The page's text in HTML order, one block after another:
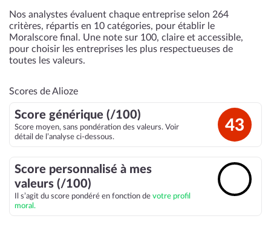
Nos analystes évaluent chaque entreprise selon 264
critères, répartis en 10 catégories, pour établir le
Moralscore final. Une note sur 100, claire et accessible,
pour choisir les entreprises les plus respectueuses de
toutes les valeurs.
Scores de Alioze
Score générique (/100)
Score moyen, sans pondération des valeurs. Voir
détail de l’analyse ci-dessous.
43
Score personnalisé à mes
valeurs (/100)
Il s’agit du score pondéré en fonction de votre profil
moral.